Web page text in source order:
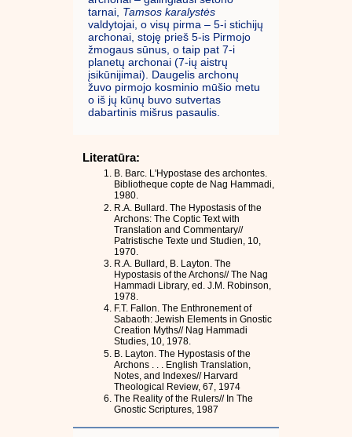
tarnai, Tamsos karalystės
valdytojai, o visų pirma – 5-i stichijų
archonai, stoję prieš 5-is Pirmojo
žmogaus sūnus, o taip pat 7-i
planetų archonai (7-ių aistrų
įsikūnijimai). Daugelis archonų
žuvo pirmojo kosminio mūšio metu
o iš jų kūnų buvo sutvertas
dabartinis mišrus pasaulis.
Literatūra:
B. Barc. L'Hypostase des archontes.
Bibliotheque copte de Nag Hammadi,
1980.
R.A. Bullard. The Hypostasis of the
Archons: The Coptic Text with
Translation and Commentary//
Patristische Texte und Studien, 10,
1970.
R.A. Bullard, B. Layton. The
Hypostasis of the Archons// The Nag
Hammadi Library, ed. J.M. Robinson,
1978.
F.T. Fallon. The Enthronement of
Sabaoth: Jewish Elements in Gnostic
Creation Myths// Nag Hammadi
Studies, 10, 1978.
B. Layton. The Hypostasis of the
Archons . . . English Translation,
Notes, and Indexes// Harvard
Theological Review, 67, 1974
The Reality of the Rulers// In The
Gnostic Scriptures, 1987